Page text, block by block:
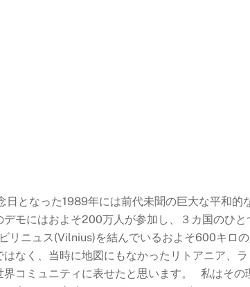
となった1989年には前代未聞の巨大な平和的
モにはおよそ200万人が参加し、３カ国のひと
リニュス(Vilnius)を結んでいるおよそ600キロ
なく、当時に地図にもなかったリトアニア、
コミュニティに表せたと思います。 私はその